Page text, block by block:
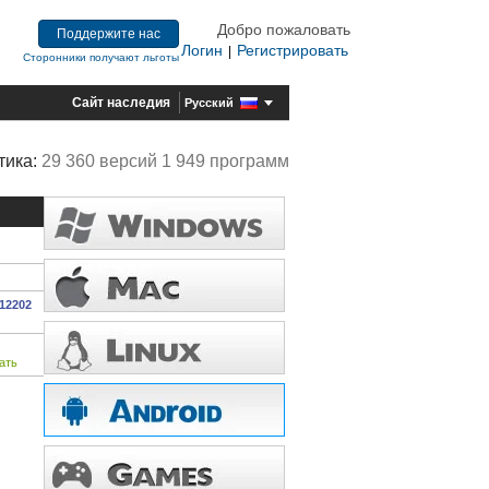
Поддержите нас
Сторонники получают льготы
Добро пожаловать
Логин
Регистрировать
Сайт наследия Русский
29 360 версий 1 949 программ